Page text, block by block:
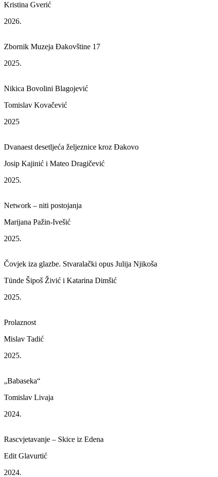
Kristina Gverić
2026.
Zbornik Muzeja Đakovštine 17
2025.
Nikica Bovolini Blagojević
Tomislav Kovačević
2025
Dvanaest desetljeća željeznice kroz Đakovo
Josip Kajinić i Mateo Dragičević
2025.
Network – niti postojanja
Marijana Pažin-Ivešić
2025.
Čovjek iza glazbe. Stvaralački opus Julija Njikoša
Tünde Šipoš Živić i Katarina Dimšić
2025.
Prolaznost
Mislav Tadić
2025.
„Babaseka“
Tomislav Livaja
2024.
Rascvjetavanje – Skice iz Edena
Edit Glavurtić
2024.